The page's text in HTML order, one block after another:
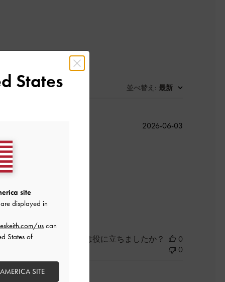
並べ替え : 最新
入り！
かった
公
2026-06-03
このレビューは役に立ちましたか？
0
0
States
site
displayed in
uscan
States of
SITE